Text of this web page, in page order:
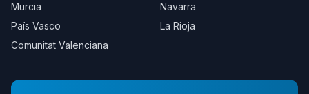
Murcia
Navarra
País Vasco
La Rioja
Comunitat Valenciana